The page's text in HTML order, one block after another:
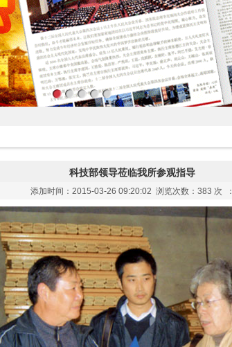
科技部领导莅临我所参观指导
添加时间：2015-03-26 09:20:02 浏览次数： 383 次 ：